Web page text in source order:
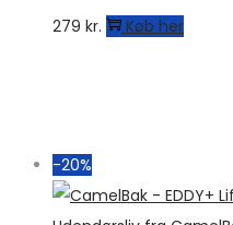
279 kr. Køb her
-20%